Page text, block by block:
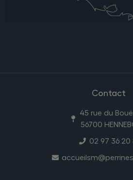
Contact
45 rue du
56700
02 97 36 20